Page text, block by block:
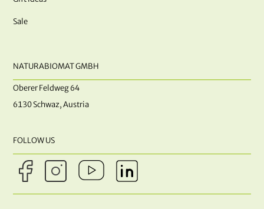
Sale
NATURABIOMAT GMBH
Oberer Feldweg 64
6130 Schwaz, Austria
FOLLOW US